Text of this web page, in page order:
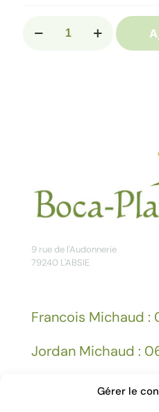
Gérer le
9 rue de l'Audonnerie
79240 L'ABSIE
Francois Michaud
Jordan Michaud :